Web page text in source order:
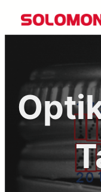
İçeriğe
geç